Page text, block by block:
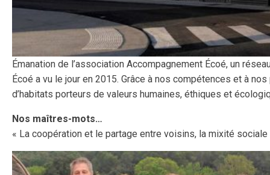
Émanation de l’association Accompagnement Écoé, un
Écoé a vu le jour en 2015. Grâce à nos compétences et à
d’habitats porteurs de valeurs humaines, éthiques et
Nos maîtres-mots…
« La coopération et le partage entre voisins, la mixité